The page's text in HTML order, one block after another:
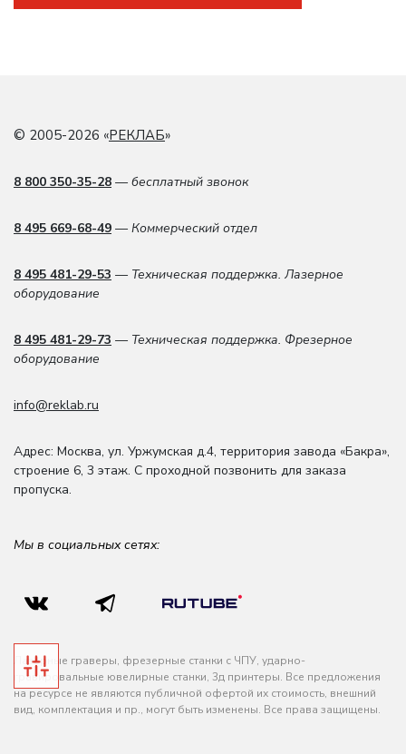
© 2005-2026 «РЕКЛАБ»
8 800 350-35-28 — бесплатный звонок
8 495 669-68-49 — Коммерческий отдел
8 495 481-29-53 — Техническая поддержка. Лазерное
оборудование
8 495 481-29-73 — Техническая поддержка. Фрезерное
оборудование
info@reklab.ru
Адрес: Москва, ул. Уржумская д.4, территория завода «Бакра»,
строение 6, 3 этаж. С проходной позвонить для заказа
пропуска.
Мы в социальных сетях:
Лазерные граверы, фрезерные станки с ЧПУ, ударно-
гравировальные ювелирные станки, 3д принтеры. Все предложения
на ресурсе не являются публичной офертой их стоимость, внешний
вид, комплектация и пр., могут быть изменены. Все права защищены.